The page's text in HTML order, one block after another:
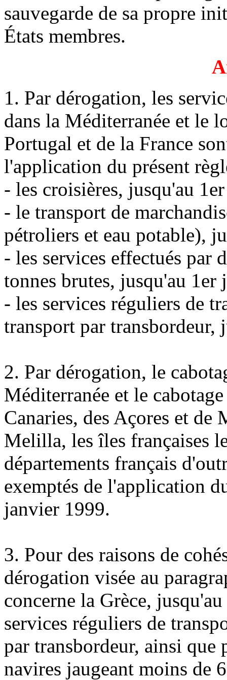
sauvegarde de sa propre
États membres.
1. Par dérogation, les
dans la Méditerranée et le
Portugal et de la France
l'application du présent
- les croisières, jusqu'au
- le transport de
pétroliers et eau potable),
- les services effectués par
tonnes brutes, jusqu'au 1er
- les services réguliers de
transport par transbordeur,
2. Par dérogation, le
Méditerranée et le
Canaries, des Açores et de
Melilla, les îles françaises
départements français
exemptés de l'application
janvier 1999.
3. Pour des raisons de
dérogation visée au
concerne la Grèce,
services réguliers de
par transbordeur, ainsi que
navires jaugeant moins de